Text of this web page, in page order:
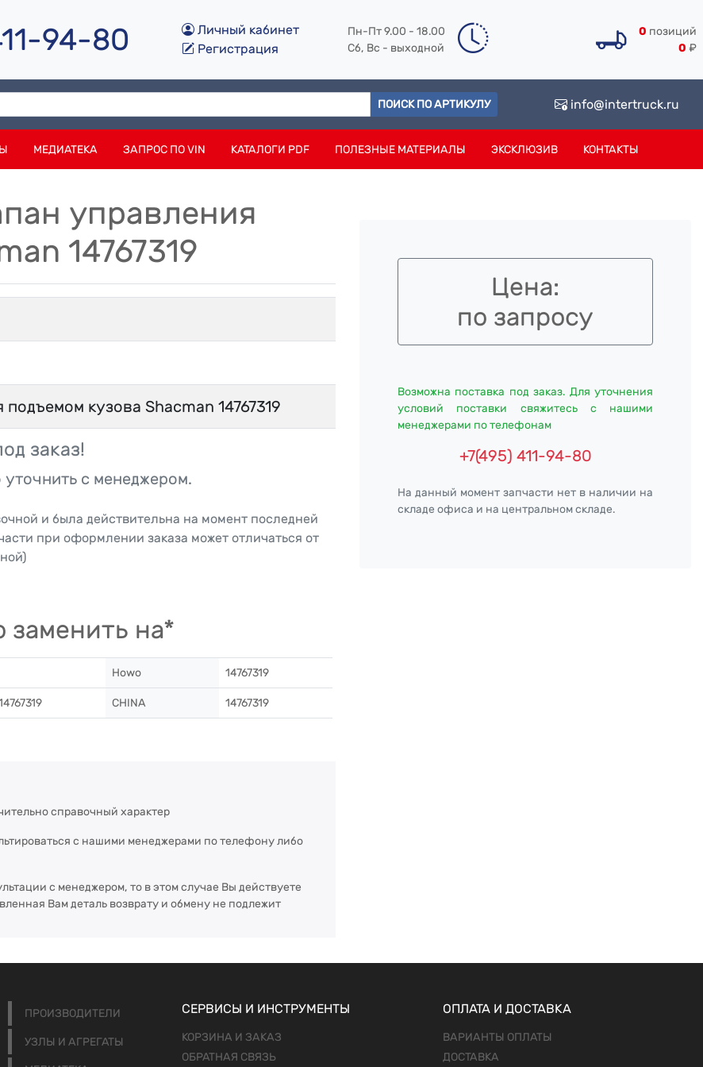
94-80
Личный кабинет
Регистрация
Пн-Пт 9.00 - 18.00
Сб, Вс - выходной
0 позиций
0 ₽
ПОИСК ПО АРТИКУЛУ info@intertruck.ru
МЕДИАТЕКА ЗАПРОС ПО VIN КАТАЛОГИ PDF ПОЛЕЗНЫЕ МАТЕРИАЛЫ ЭКСКЛЮЗИВ КОНТАКТЫ
управления
14767319
кузова Shacman 14767319
заказ!
с менеджером.
и была действительна на момент последней
при оформлении заказа может отличаться от
заменить на*
Howo 14767319
CHINA 14767319
справочный характер
с нашими менеджерами по телефону либо
с менеджером, то в этом случае Вы действуете
Вам деталь возврату и обмену не подлежит
Цена:
по запросу
Возможна поставка под заказ. Для уточнения
условий поставки свяжитесь с нашими
менеджерами по телефонам
+7(495) 411-94-80
На данный момент запчасти нет в наличии на
складе офиса и на центральном складе.
ПРОИЗВОДИТЕЛИ
УЗЛЫ И АГРЕГАТЫ
СЕРВИСЫ И ИНСТРУМЕНТЫ
КОРЗИНА И ЗАКАЗ
ОБРАТНАЯ СВЯЗЬ
ОПЛАТА И ДОСТАВКА
ВАРИАНТЫ ОПЛАТЫ
ДОСТАВКА